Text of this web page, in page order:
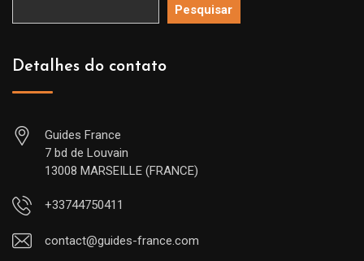
Pesquisar
Detalhes do contato
Guides France
7 bd de Louvain
13008 MARSEILLE (FRANCE)
+33744750411
contact@guides-france.com